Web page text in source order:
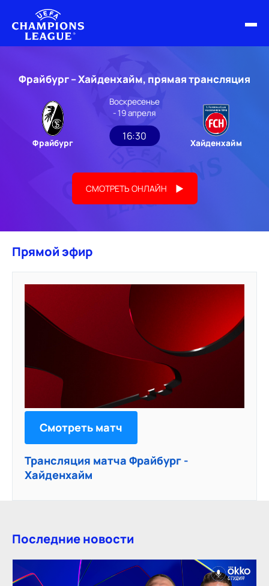
ОБЗОРЫ ЛЧ УЕФА
НОВОСТИ
РАСПИСАНИЕ
Фрайбург – Хайденхайм, прямая трансляция
Фрайбург
Воскресенье
- 19 апреля
16:30
Хайденхайм
СМОТРЕТЬ ОНЛАЙН
Прямой эфир
Смотреть матч
Трансляция матча Фрайбург -
Хайденхайм
Последние новости